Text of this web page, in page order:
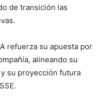
de transición las
refuerza su apuesta por
alineando su
su proyección futura